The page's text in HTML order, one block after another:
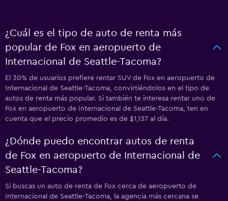
¿Cuál es el tipo de auto de renta más
popular de Fox en aeropuerto de
Internacional de Seattle-Tacoma?
El 30% de usuarios prefiere rentar SUV de Fox en aeropuerto de
Internacional de Seattle-Tacoma, convirtiéndolos en el tipo de
autos de renta más popular. Si también te interesa rentar uno de
Fox en aeropuerto de Internacional de Seattle-Tacoma, ten en
cuenta que el precio promedio es de $1,137 al día.
¿Dónde puedo encontrar autos de renta
de Fox en aeropuerto de Internacional de
Seattle-Tacoma?
Si buscas un auto de renta de Fox cerca de aeropuerto de
Internacional de Seattle-Tacoma, la agencia más cercana se